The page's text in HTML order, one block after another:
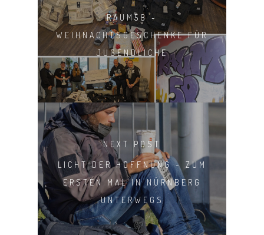
RAUM58 -
WEIHNACHTSGESCHENKE FÜR
JUGENDLICHE
NEXT POST
LICHT DER HOFFNUNG - ZUM
ERSTEN MAL IN NÜRNBERG
UNTERWEGS